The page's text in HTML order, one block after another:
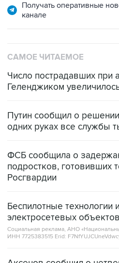
Получать оперативные
канале
САМОЕ ЧИТАЕМОЕ
Число пострадавших при
Геленджиком
Путин сообщил о
одних руках все службы
ФСБ сообщила о
подростков, готовивших
Росгвардии
Беспилотные технологии
электросетевых
Социальная реклама, АНО
ИНН 7725383515 Erid: